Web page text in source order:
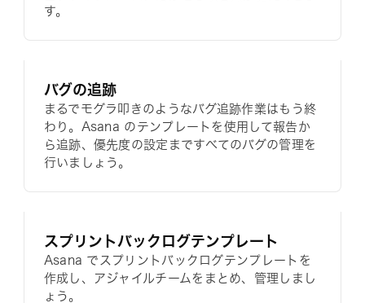
す。
バグの追跡
まるでモグラ叩きのようなバグ追跡作業はもう終
わり。Asana のテンプレートを使用して報告か
ら追跡、優先度の設定まですべてのバグの管理を
行いましょう。
スプリントバックログテンプレート
Asana でスプリントバックログテンプレートを
作成し、アジャイルチームをまとめ、管理しまし
ょう。